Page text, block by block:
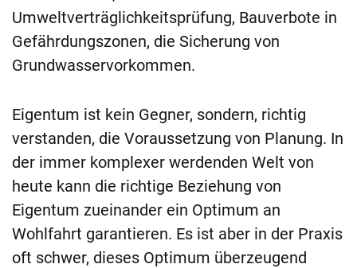
Umweltverträglichkeitsprüfung, Bauverbote in
Gefährdungszonen, die Sicherung von
Grundwasservorkommen.
Eigentum ist kein Gegner, sondern, richtig
verstanden, die Voraussetzung von Planung. In
der immer komplexer werdenden Welt von
heute kann die richtige Beziehung von
Eigentum zueinander ein Optimum an
Wohlfahrt garantieren. Es ist aber in der Praxis
oft schwer, dieses Optimum überzeugend